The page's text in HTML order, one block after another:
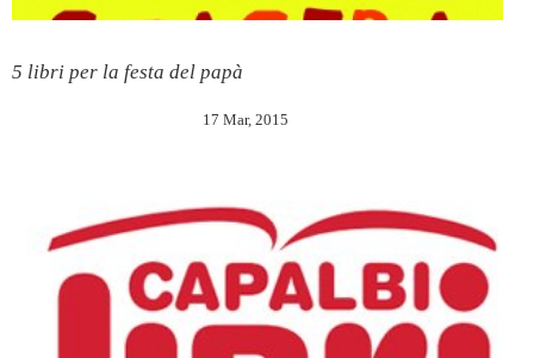
5 libri per la festa del papà
17 Mar, 2015